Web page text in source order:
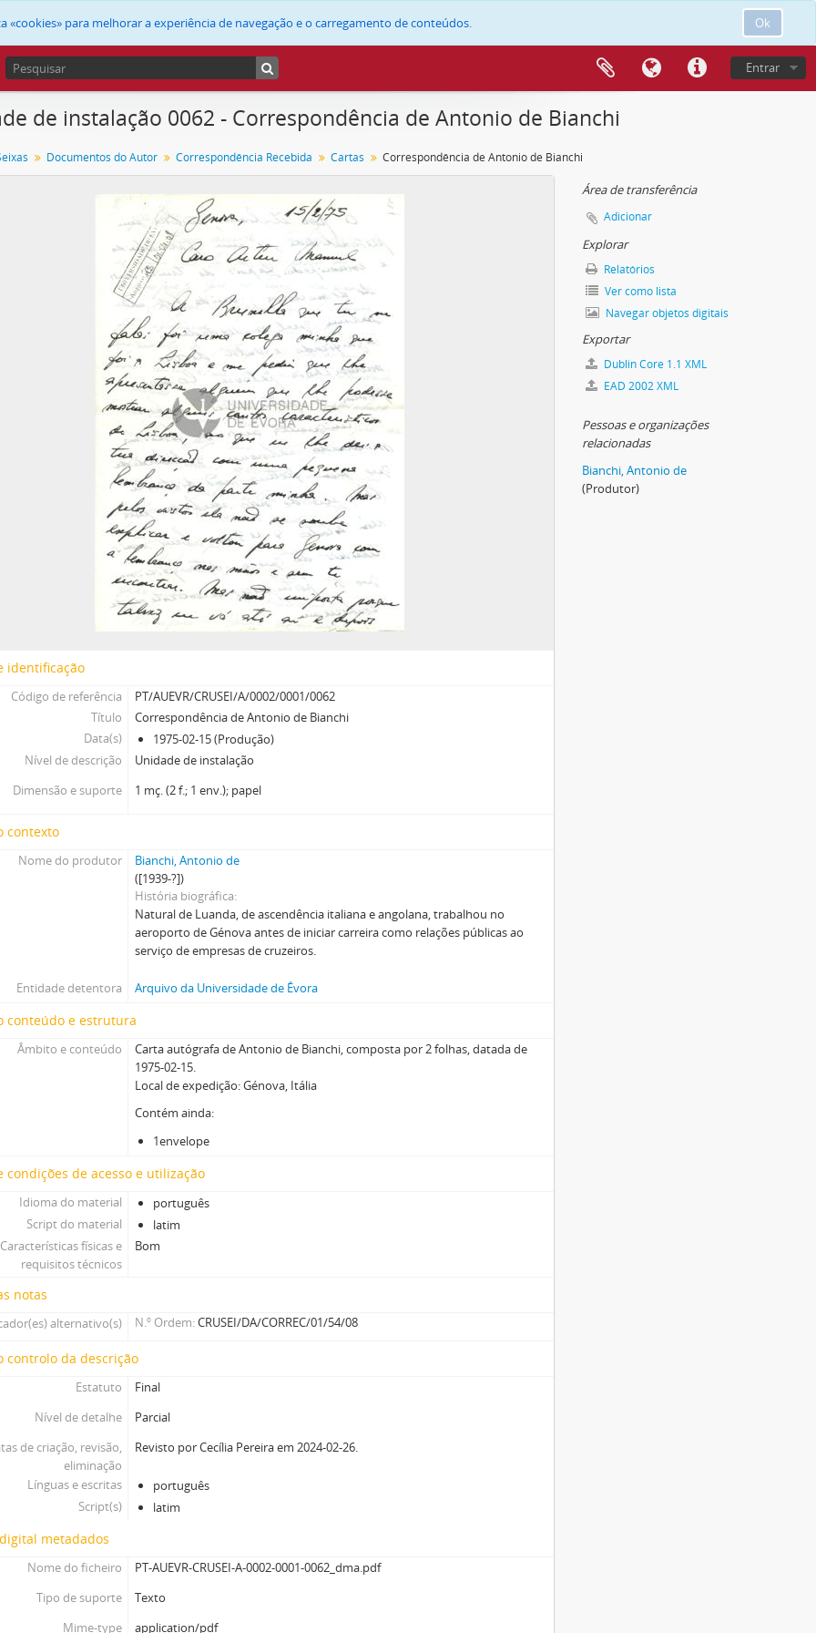
Ok
«cookies» para melhorar a experiência de navegação e o carregamento de conteúdos.
Entrar
de instalação 0062 - Correspondência de Antonio de Bianchi
Documentos do Autor Correspondência Recebida Cartas Correspondência de Antonio de Bianchi
identificação
Código de referência
PT/AUEVR/CRUSEI/A/0002/0001/0062
Título
Correspondência de Antonio de Bianchi
Data(s)
1975-02-15 (Produção)
Nível de descrição
Unidade de instalação
Dimensão e suporte
1 mç. (2 f.; 1 env.); papel
contexto
Nome do produtor
Bianchi, Antonio de
([1939-?])
História biográfica
Natural de Luanda, de ascendência italiana e angolana, trabalhou no
aeroporto de Génova antes de iniciar carreira como relações públicas ao
serviço de empresas de cruzeiros.
Entidade detentora Arquivo da Universidade de Évora
conteúdo e estrutura
Âmbito e conteúdo
Carta autógrafa de Antonio de Bianchi, composta por 2 folhas, datada de
1975-02-15.
Local de expedição: Génova, Itália
Contém ainda:
1envelope
condições de acesso e utilização
Idioma do material
português
Script do material
latim
Características físicas e
requisitos técnicos
Bom
notas
alternativo(s) N.º Ordem CRUSEI/DA/CORREC/01/54/08
controlo da descrição
Estatuto
Final
Nível de detalhe
Parcial
de criação, revisão,
eliminação
Revisto por Cecília Pereira em 2024-02-26.
Línguas e escritas
português
Script(s)
latim
metadados
Nome do ficheiro
PT-AUEVR-CRUSEI-A-0002-0001-0062_dma.pdf
Tipo de suporte
Texto
Mime-type
application/pdf
Área de transferência
Adicionar
Explorar
Relatórios
Ver como lista
Navegar objetos digitais
Exportar
Dublin Core 1.1 XML
EAD 2002 XML
Pessoas e organizações
relacionadas
Bianchi, Antonio de
(Produtor)